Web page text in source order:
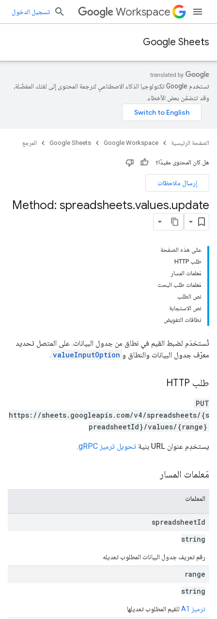
Workspace تسجيل الدخول
Google Sheets
تستخدم Google تكنولوجيا الذكاء الاصطناعي لترجمة المحتوى إلى لغتك المفضّلة،
وقد تتضمّن بعض الأخطاء.
الصفحة الرئيسية Google Workspace
Google Sheets المرجع
هل كان المحتوى مفيدًا؟
إرسال ملاحظات
Method: spreadsheets.values.update
على هذه الصفحة
طلب HTTP
مَعلمات المسار
مَعلمات طلب البحث
نص الطلب
نص الاستجابة
نطاقات التفويض
تُستخدَم لضبط القيم في نطاق من جدول البيانات. على المتصل تحديد
معرّف جدول البيانات والنطاق و valueInputOption
.
طلب HTTP
PUT
https://sheets.googleapis.com/v4/spreadsheets/{s
preadsheetId}/values/{range}
يستخدِم عنوان URL بنية تحويل ترميز gRPC .
مَعلمات المسار
المعلمات
spreadsheetId
string
رقم تعريف جدول البيانات المطلوب تعديله
range
string
ترميز A1 للقيم المطلوب تعديلها